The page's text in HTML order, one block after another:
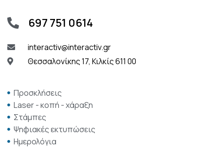
697 751 0614
interactiv@interactiv.gr
Θεσσαλονίκης 17, Κιλκίς 611 00
Προσκλήσεις
Laser - κοπή - χάραξη
Στάμπες
Ψηφιακές εκτυπώσεις
Ημερολόγια